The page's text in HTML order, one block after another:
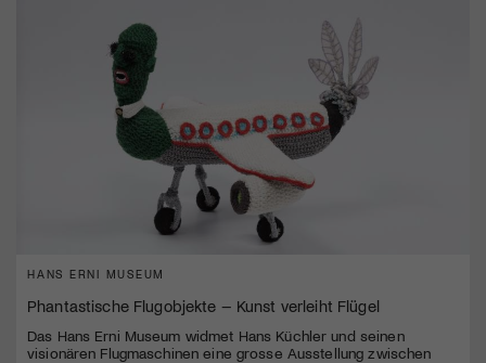
HANS ERNI MUSEUM
Phantastische Flugobjekte – Kunst verleiht Flügel
Das Hans Erni Museum widmet Hans Küchler und seinen
visionären Flugmaschinen eine grosse Ausstellung zwischen